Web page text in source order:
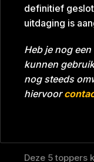
definitief
uitdaging is
Heb je nog
kunnen
nog steeds
hiervoor
Tijd
Deze 5 toppers